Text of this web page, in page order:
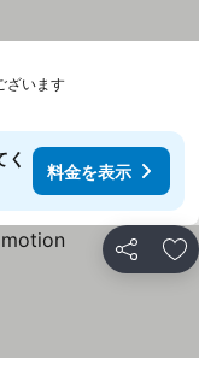
ざいます
く
料金を表示
シェア お